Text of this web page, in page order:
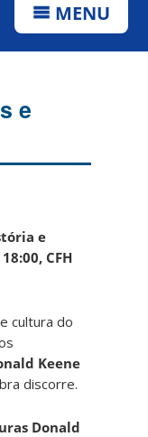
MENU
e
e
CFH
cultura do
Keene
discorre.
Donald